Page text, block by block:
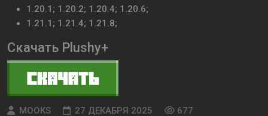
1.20.1; 1.20.2; 1.20.4; 1.20.6;
1.21.1; 1.21.4; 1.21.8;
Скачать Plushy+
MOOKS 27 ДЕКАБРЯ 2025 677